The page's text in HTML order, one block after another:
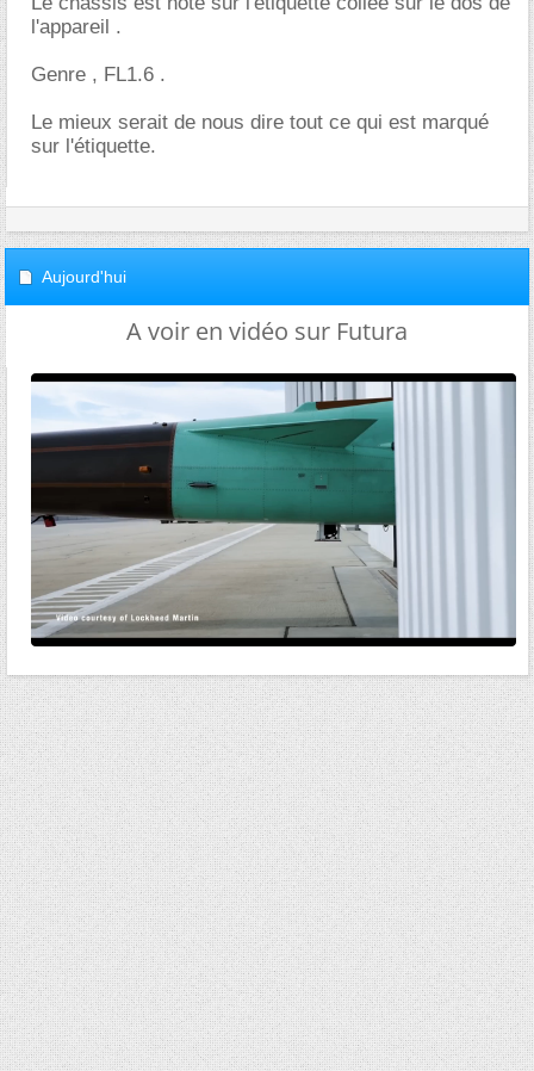
l'appareil .
Genre , FL1.6 .
Le mieux serait de nous dire tout ce qui est marqué
sur l'étiquette.
Aujourd'hui
A voir en vidéo sur Futura